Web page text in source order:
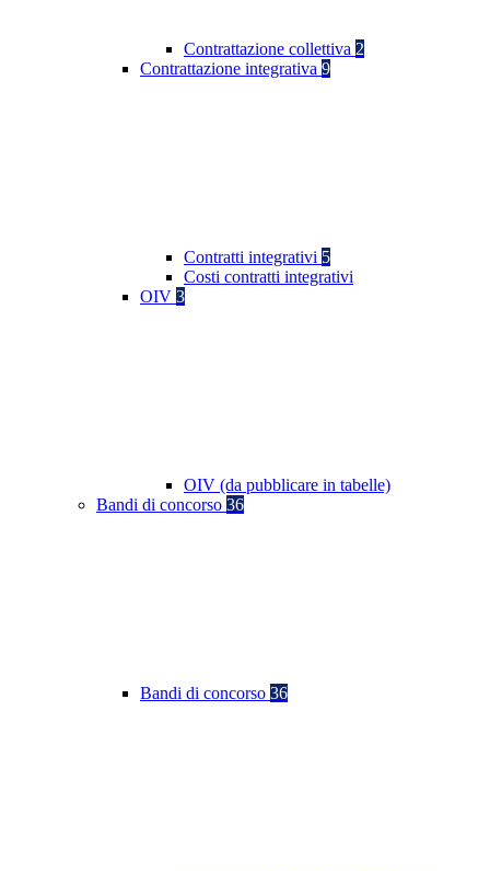
Contrattazione collettiva 2
Contrattazione integrativa 9
Contratti integrativi 5
Costi contratti integrativi
OIV 3
OIV (da pubblicare in tabelle)
Bandi di concorso 36
Bandi di concorso 36